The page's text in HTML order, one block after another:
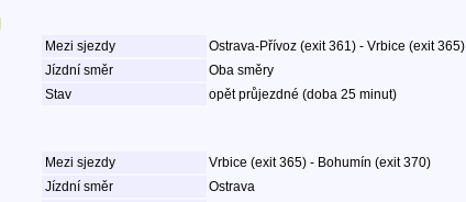
Mezi sjezdy
Ostrava-Přívoz (exit 361) - Vrbice (exit 365)
Jízdní směr
Oba směry
Stav opět průjezdné (doba 25 minut)
Mezi sjezdy
Vrbice (exit 365) - Bohumín (exit 370)
Jízdní směr
Ostrava